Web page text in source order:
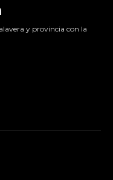
y provincia con la